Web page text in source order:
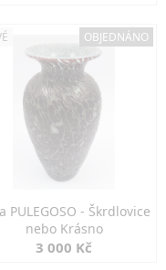
OBJEDNÁNO
PULEGOSO - Škrdlovice
nebo Krásno
3 000 Kč